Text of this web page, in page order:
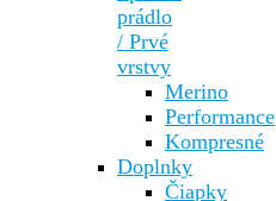
prádlo
/ Prvé
vrstvy
Merino
Performance
Kompresné
Doplnky
Čiapky